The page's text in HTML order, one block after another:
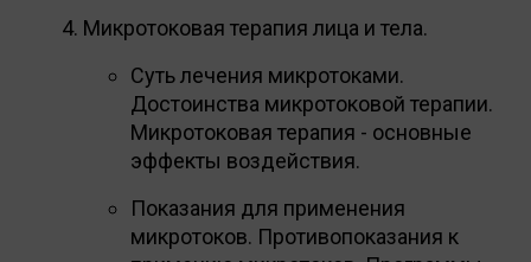
Микротоковая терапия лица и тела.
Суть лечения микротоками.
Достоинства микротоковой терапии.
Микротоковая терапия - основные
эффекты воздействия.
Показания для применения
микротоков. Противопоказания к